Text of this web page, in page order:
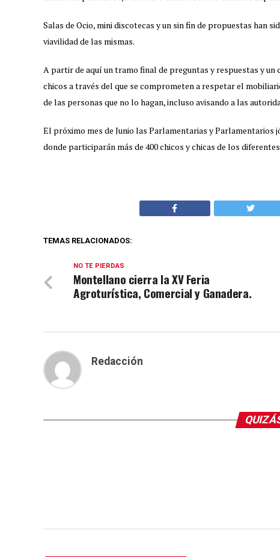
Salas de Ocio, mini discotecas y un sin fin de propuestas han
viavilidad de las mismas.
A partir de aquí un tramo final de preguntas y respuestas y
chicos a través del que se comprometen a respetar el
de las personas que no lo hagan, incluso avisando a las
El próximo mes de Junio las Parlamentarias y
donde participarán más de 400 chicos y chicas de los
TEMAS RELACIONADOS:
NO TE PIERDAS
Montellano cierra la XV Feria
Agroturística, Comercial y Ganadera.
Redacción